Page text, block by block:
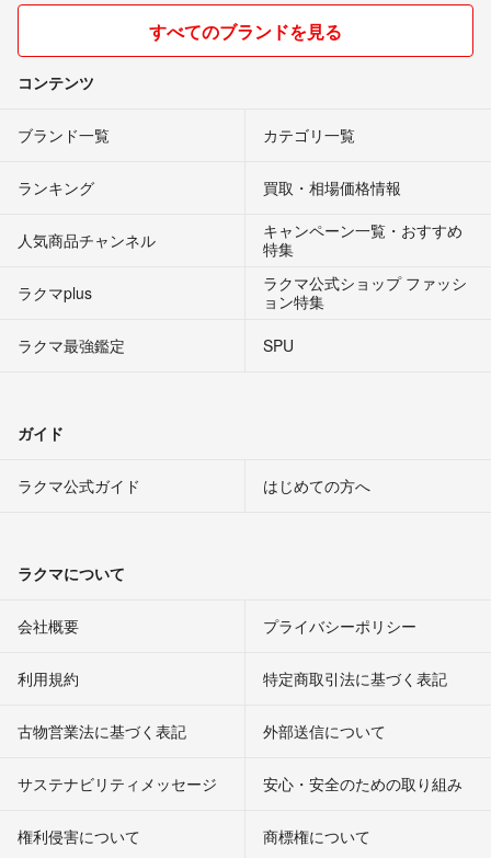
すべてのブランドを見る
コンテンツ
ブランド一覧 カテゴリ一覧
ランキング 買取・相場価格情報
人気商品チャンネル
キャンペーン一覧・おすすめ
特集
ラクマplus
ラクマ公式ショップ ファッシ
ョン特集
ラクマ最強鑑定
SPU
ガイド
ラクマ公式ガイド はじめての方へ
ラクマについて
会社概要 プライバシーポリシー
利用規約 特定商取引法に基づく表記
古物営業法に基づく表記 外部送信について
サステナビリティメッセージ 安心・安全のための取り組み
権利侵害について
商標権について